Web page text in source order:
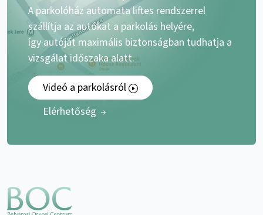
A parkolóház automata liftes rendszerrel
szállítja az autókat a parkolás helyére,
így autóját maximális biztonságban tudhatja a
vizsgálat időszaka alatt.
Videó a parkolásról
Elérhetőség